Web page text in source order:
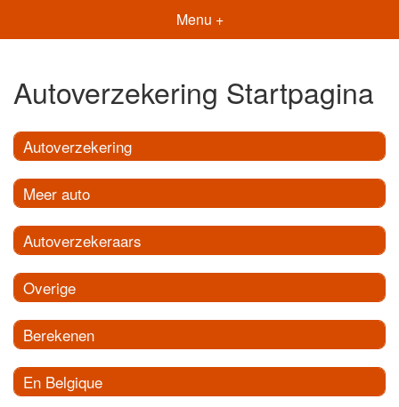
Menu +
Autoverzekering Startpagina
Autoverzekering
Meer auto
Autoverzekeraars
Overige
Berekenen
En Belgique